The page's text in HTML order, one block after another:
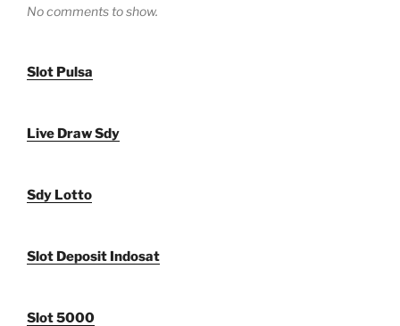
No comments to show.
Slot Pulsa
Live Draw Sdy
Sdy Lotto
Slot Deposit Indosat
Slot 5000